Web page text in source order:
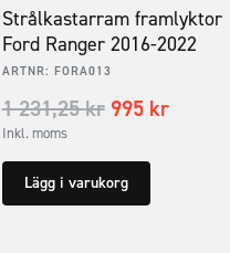
Strålkastarram framlyktor
Ford Ranger 2016-2022
ARTNR: FORA013
1 231,25kr 995 kr
Inkl. moms
Lägg i varukorg